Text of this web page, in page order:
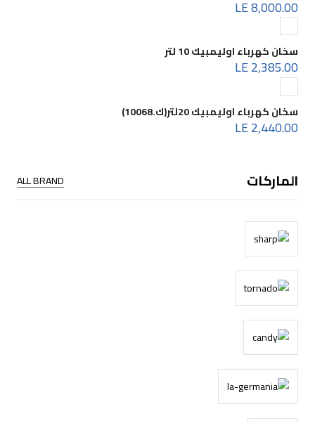
8,000.00 LE
سخان كهرباء اوليمبيك 10 لتر
2,385.00 LE
سخان كهرباء اوليمبيك 20لتر(ك.10068)
2,440.00 LE
الماركات ALL BRAND